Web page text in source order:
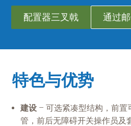
配置器三叉戟 通过
特色与优势
建设 – 可选紧凑型结构，前置
管，前后无障碍开关操作员及